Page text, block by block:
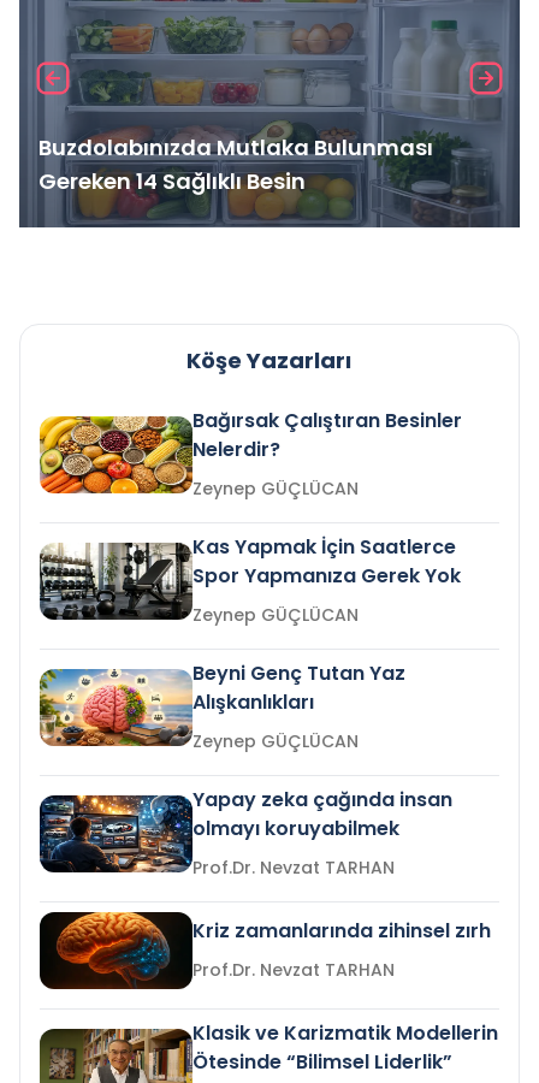
Buzdolabınızda Mutlaka Bulunması
Gereken 14 Sağlıklı Besin
Köşe Yazarları
Bağırsak Çalıştıran Besinler
Nelerdir?
Zeynep GÜÇLÜCAN
Kas Yapmak İçin Saatlerce
Spor Yapmanıza Gerek Yok
Zeynep GÜÇLÜCAN
Beyni Genç Tutan Yaz
Alışkanlıkları
Zeynep GÜÇLÜCAN
Yapay zeka çağında insan
olmayı koruyabilmek
Prof.Dr. Nevzat TARHAN
Kriz zamanlarında zihinsel zırh
Prof.Dr. Nevzat TARHAN
Klasik ve Karizmatik Modellerin
Ötesinde “Bilimsel Liderlik”